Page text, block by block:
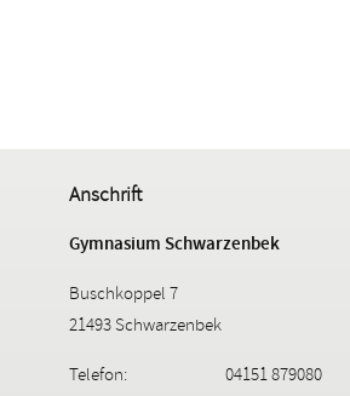
Anschrift
Gymnasium Schwarzenbek
Buschkoppel 7
21493 Schwarzenbek
Telefon:
04151 879080